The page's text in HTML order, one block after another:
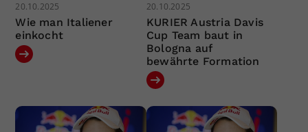
20.10.2025
Wie man Italiener
einkocht
20.10.2025
KURIER Austria Davis
Cup Team baut in
Bologna auf
bewährte Formation